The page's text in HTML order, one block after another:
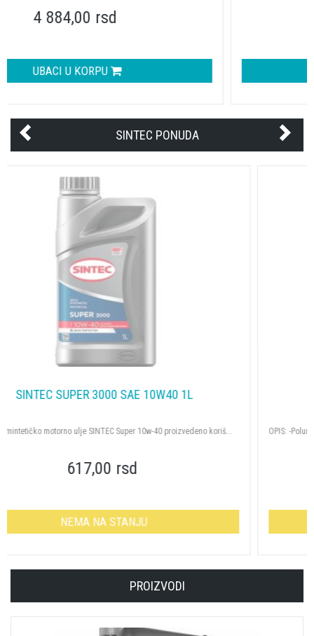
15 288,00 rsd
UBACI U KORPU
SINTEC PONUDA
SINTEC SUPER 3000 SAE 10W40 4L
OPIS: -Polumintetičko motorno ulje SINTEC Super 10w-40 proizvedeno koriš...
2 266,00 rsd
NEMA NA STANJU
PROIZVODI